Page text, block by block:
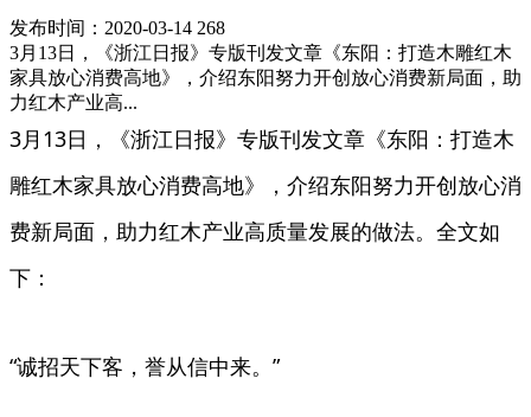
发布时间：2020-03-14 268
3月13日，《浙江日报》专版刊发文章《东阳：打造木雕红木
家具放心消费高地》，介绍东阳努力开创放心消费新局面，助
力红木产业高...
3月13日，《浙江日报》专版刊发文章《东阳：打造木
雕红木家具放心消费高地》，介绍东阳努力开创放心消
费新局面，助力红木产业高质量发展的做法。全文如
下：
“诚招天下客，誉从信中来。”